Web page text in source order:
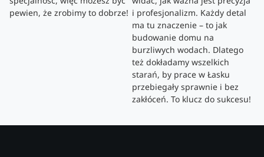
pewien, że zrobimy to dobrze! i profesjonalizm. Każdy detal
ma tu znaczenie – to jak
budowanie domu na
burzliwych wodach. Dlatego
też dokładamy wszelkich
starań, by prace w Łasku
przebiegały sprawnie i bez
zakłóceń. To klucz do sukcesu!